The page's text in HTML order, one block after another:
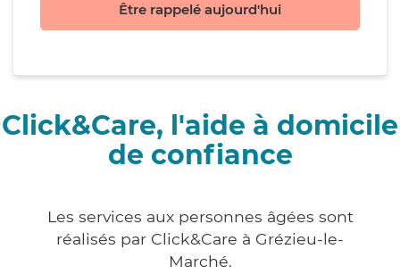
Être rappelé aujourd'hui
Click&Care, l'aide à domicile
de confiance
Les services aux personnes âgées sont
réalisés par Click&Care à Grézieu-le-
Marché.